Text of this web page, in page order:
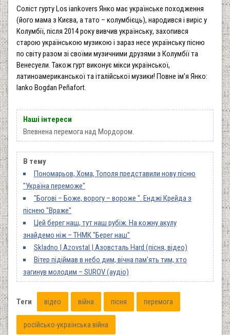
Соліст гурту Los iankovers Янко має українське походження
(його мама з Києва, а тато – колумбієць), народився і виріс у
Колумбії, після 2014 року вивчив українську, захопився
старою українською музикою і зараз несе українську пісню
по світу разом зі своїми музичними друзями з Колумбії та
Венесуели. Також гурт виконує мікси української,
латиноамериканської та італійської музики! Повне ім'я Янко:
Ianko Bogdan Peñafort.
Наші інтереси
Впевнена перемога над Мордором.
В тему
Пономарьов, Хома, Тополя представили нову пісню
"Україна переможе"
"Богові – Боже, ворогу – вороже ". Енджі Крейда з
піснею "Враже"
Цей берег наш, тут наш рубіж. На кожну акулу
знайдемо ніж – ТНМК "Берег наш"
Skladno | Azovstal | Азовсталь Hard (пісня, відео)
Вітер підіймав в небо дим, вічна пам'ять тим, хто
загинув молодим – SUROV (аудіо)
Теги відео війна пісня перемога
російсько-українська війна